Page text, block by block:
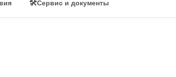
🛠Сервис и документы